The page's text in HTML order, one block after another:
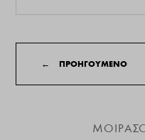
← ΠΡΟΗΓΟΥΜΕΝΟ